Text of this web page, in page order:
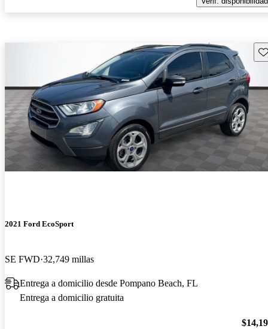
2021 Ford EcoSport
SE FWD 32,749 millas
Entrega a domicilio desde Pompano Beach, FL
Entrega a domicilio gratuita